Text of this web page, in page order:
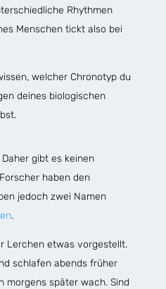
Rhythmen
Menschen tickt also bei
welcher Chronotyp du
deines biologischen
gibt es keinen
haben den
jedoch zwei Namen
.
Lerchen etwas vorgestellt.
schlafen abends früher
morgens später wach. Sind